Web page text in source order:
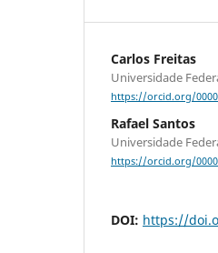
Carlos Freitas
Universidade
https://orcid.org/
Rafael Santos
Universidade
https://orcid.org/
DOI: https://